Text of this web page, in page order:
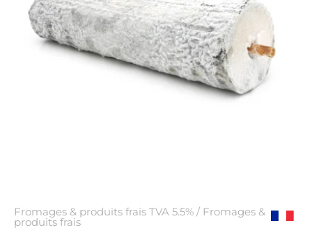
Fromages & produits frais TVA 5.5% / Fromages &
produits frais